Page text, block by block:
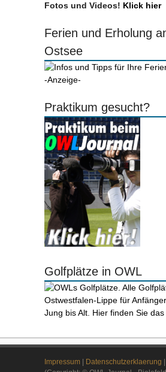
Fotos und Videos! Klick hier
Ferien und Erholung
Ostsee
-Anzeige-
Praktikum gesucht?
Golfplätze in OWL
Impressum Datenschutzerklaerung